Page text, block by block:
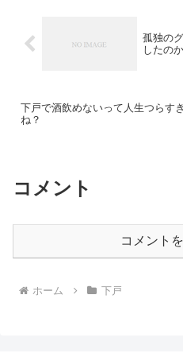
孤独の
したの
下戸で酒飲めないって人生つらす
ね？
コメント
コメント
ホーム 下戸